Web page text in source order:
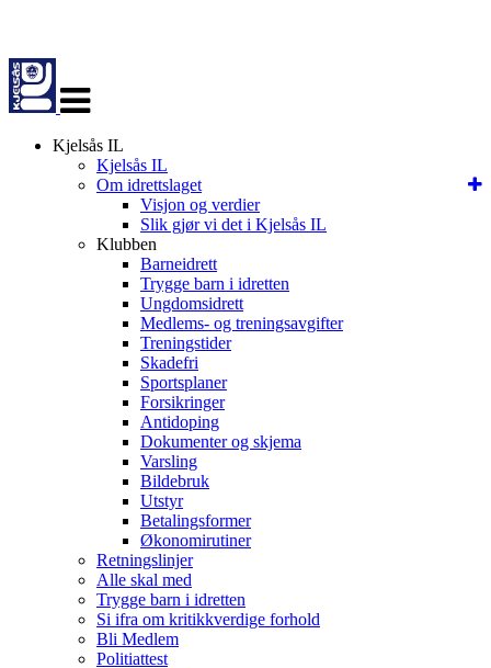
navigasjon
Kjelsås IL
Kjelsås IL
Om idrettslaget
Visjon og verdier
Slik gjør vi det i Kjelsås IL
Klubben
Barneidrett
Trygge barn i idretten
Ungdomsidrett
Medlems- og treningsavgifter
Treningstider
Skadefri
Sportsplaner
Forsikringer
Antidoping
Dokumenter og skjema
Varsling
Bildebruk
Utstyr
Betalingsformer
Økonomirutiner
Retningslinjer
Alle skal med
Trygge barn i idretten
Si ifra om kritikkverdige forhold
Bli Medlem
Politiattest